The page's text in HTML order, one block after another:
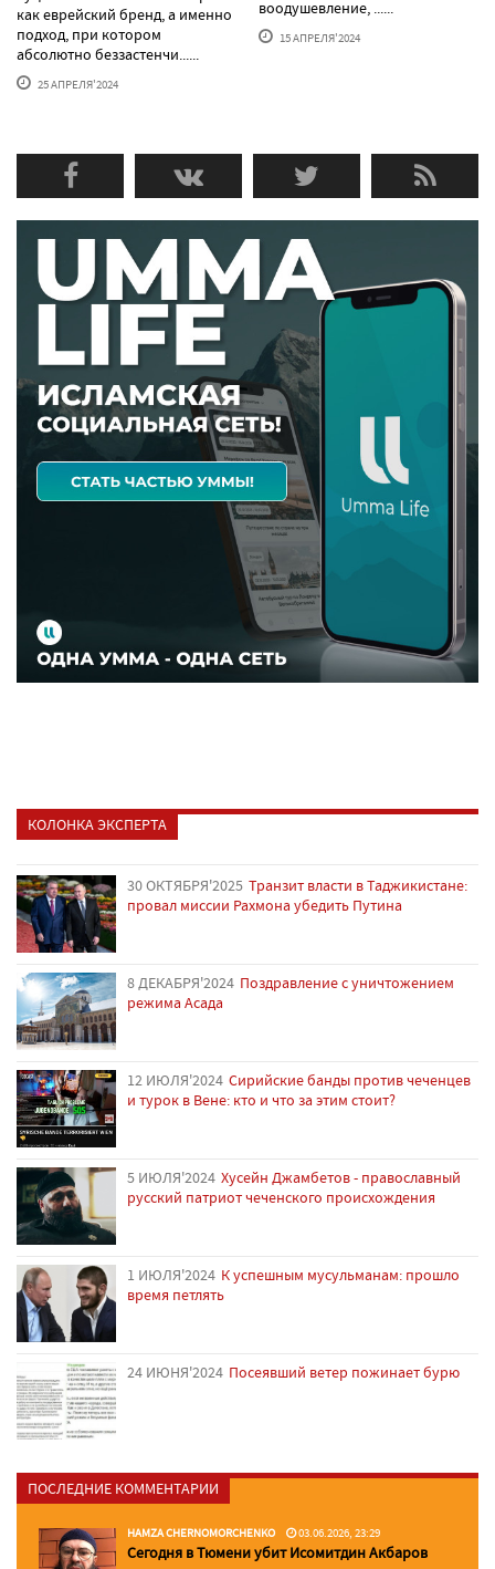
как еврейский бренд, а именно
подход, при котором
абсолютно беззастенчи......
25 АПРЕЛЯ'2024
воодушевление, ......
15 АПРЕЛЯ'2024
КОЛОНКА ЭКСПЕРТА
30 ОКТЯБРЯ'2025 Транзит власти в Таджикистане:
провал миссии Рахмона убедить Путина
8 ДЕКАБРЯ'2024 Поздравление с уничтожением
режима Асада
12 ИЮЛЯ'2024 Сирийские банды против чеченцев
и турок в Вене: кто и что за этим стоит?
5 ИЮЛЯ'2024 Хусейн Джамбетов - православный
русский патриот чеченского происхождения
1 ИЮЛЯ'2024 К успешным мусульманам: прошло
время петлять
24 ИЮНЯ'2024 Посеявший ветер пожинает бурю
ПОСЛЕДНИЕ КОММЕНТАРИИ
HAMZA CHERNOMORCHENKO 03.06.2026, 23:29
Сегодня в Тюмени убит Исомитдин Акбаров